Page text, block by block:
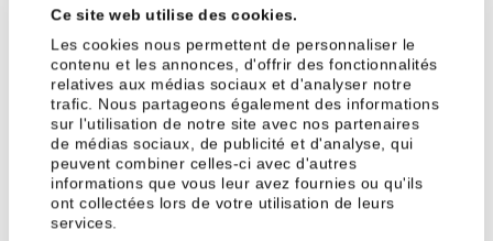
Ce site web utilise des cookies.
Les cookies nous permettent de personnaliser le
contenu et les annonces, d'offrir des fonctionnalités
relatives aux médias sociaux et d'analyser notre
trafic. Nous partageons également des informations
sur l'utilisation de notre site avec nos partenaires
de médias sociaux, de publicité et d'analyse, qui
peuvent combiner celles-ci avec d'autres
informations que vous leur avez fournies ou qu'ils
ont collectées lors de votre utilisation de leurs
services.
Les prix des loyers sur Annemasse avoisinent les
1020 euros (pour un appartement de 60 m² sur la
base du prix médian du m²).
Ville-la-Grand
Pour 1080 € par mois, il est possible de louer un
appartement de 60 m² (sur la base du prix médian
du m²) à Ville-la-Grand. Notez que cette commune